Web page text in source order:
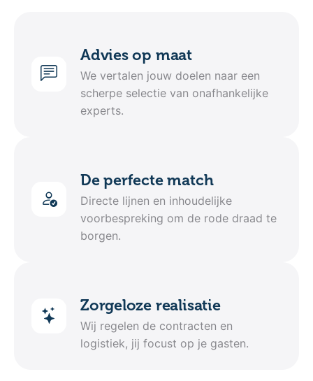
Advies op maat
We vertalen jouw doelen naar een
scherpe selectie van onafhankelijke
experts.
De perfecte match
Directe lijnen en inhoudelijke
voorbespreking om de rode draad te
borgen.
Zorgeloze realisatie
Wij regelen de contracten en
logistiek, jij focust op je gasten.